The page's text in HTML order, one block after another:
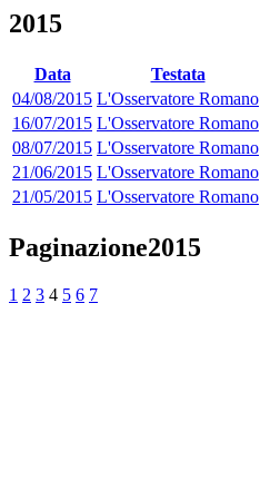
2015
Data Testata
04/08/2015 L'Osservatore Romano
16/07/2015 L'Osservatore Romano
08/07/2015 L'Osservatore Romano
21/06/2015 L'Osservatore Romano
21/05/2015 L'Osservatore Romano
Paginazione2015
1 2 3 4 5 6 7